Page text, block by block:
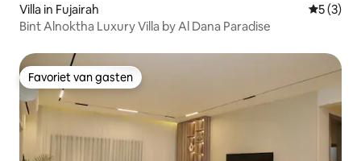
Villa in Fujairah
5 (3)
Bint Alnoktha Luxury Villa by Al Dana Paradise
Favoriet van gasten
Favoriet van gasten